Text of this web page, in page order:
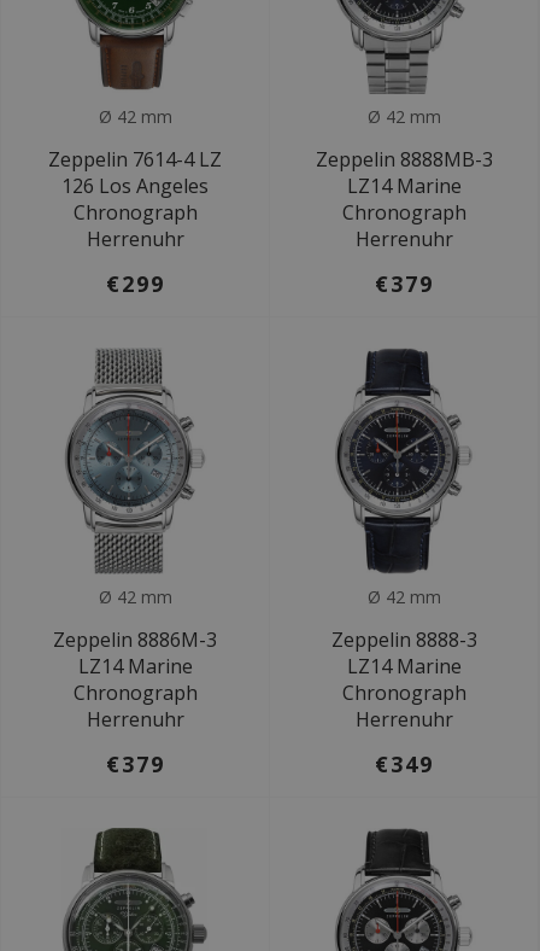
Ø 42 mm
Zeppelin 7614-4 LZ
126 Los Angeles
Chronograph
Herrenuhr
€299
Ø 42 mm
Zeppelin 8888MB-3
LZ14 Marine
Chronograph
Herrenuhr
€379
Ø 42 mm
Zeppelin 8886M-3
LZ14 Marine
Chronograph
Herrenuhr
€379
Ø 42 mm
Zeppelin 8888-3
LZ14 Marine
Chronograph
Herrenuhr
€349